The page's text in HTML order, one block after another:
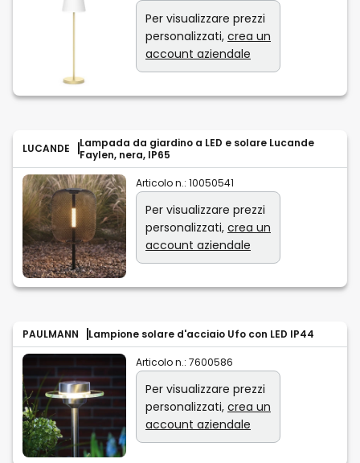
Per visualizzare prezzi
personalizzati, crea un
account aziendale
LUCANDE
Lampada da giardino a LED e solare Lucande
Faylen, nera, IP65
Articolo n.: 10050541
Per visualizzare prezzi
personalizzati, crea un
account aziendale
PAULMANN Lampione solare d'acciaio Ufo con LED IP44
Articolo n.: 7600586
Per visualizzare prezzi
personalizzati, crea un
account aziendale